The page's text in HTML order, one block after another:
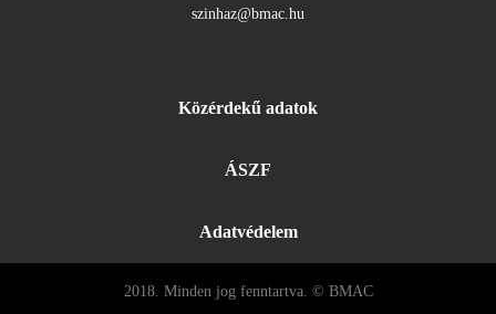
szinhaz@bmac.hu
Közérdekű adatok
ÁSZF
Adatvédelem
2018. Minden jog fenntartva. © BMAC